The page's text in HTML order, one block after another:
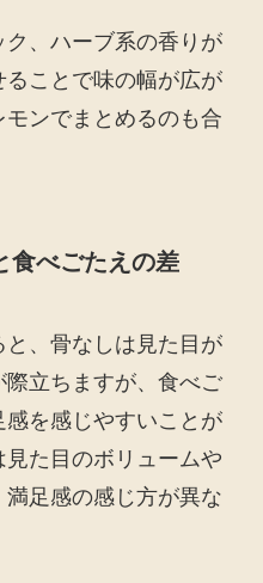
、ハーブ系の香りが
ことで味の幅が広が
ンでまとめるのも合
食べごたえの差
、骨なしは見た目が
立ちますが、食べご
を感じやすいことが
た目のボリュームや
足感の感じ方が異な